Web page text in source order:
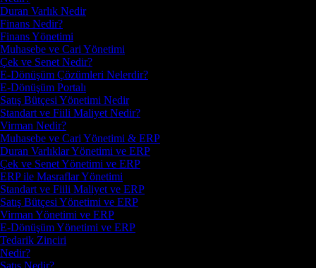
Duran Varlık Nedir
Finans Nedir?
Finans Yönetimi
Muhasebe ve Cari Yönetimi
Çek ve Senet Nedir?
E-Dönüşüm Çözümleri Nelerdir?
E-Dönüşüm Portalı
Satış Bütçesi Yönetimi Nedir
Standart ve Fiili Maliyet Nedir?
Virman Nedir?
Muhasebe ve Cari Yönetimi & ERP
Duran Varlıklar Yönetimi ve ERP
Çek ve Senet Yönetimi ve ERP
ERP ile Masraflar Yönetimi
Standart ve Fiili Maliyet ve ERP
Satış Bütçesi Yönetimi ve ERP
Virman Yönetimi ve ERP
E-Dönüşüm Yönetimi ve ERP
Tedarik Zinciri
Nedir?
Satış Nedir?